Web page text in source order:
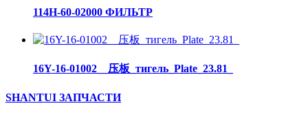
114H-60-02000 ФИЛЬТР
16Y-16-01002__压板_тигель_Plate_23.81_
SHANTUI ЗАПЧАСТИ